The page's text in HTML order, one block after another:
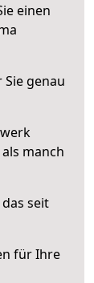
einen
genau
manch
seit
für Ihre